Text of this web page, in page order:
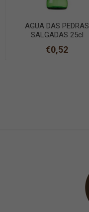
AGUA DAS PEDRAS
SALGADAS 25cl
€0,52